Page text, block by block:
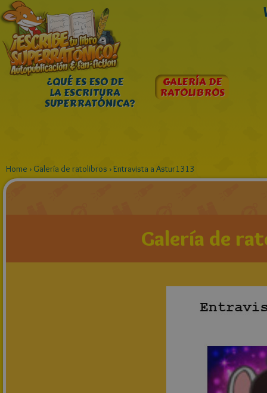
¿QUÉ ES ESO DE
LA ESCRITURA
SUPERRATÓNICA?
GALERÍA DE
RATOLIBROS
Home › Galería de ratolibros ›Entravista a Astur1313
Galería de